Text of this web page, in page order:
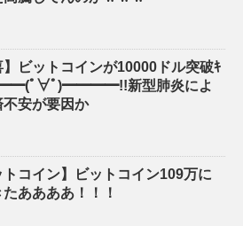
】ビットコインが10000ドル突破ｷ
ﾟ∀ﾟ)━━━━!!新型肺炎によ
不安が要因か
トコイン】ビットコイン109万に
ああああ！！！